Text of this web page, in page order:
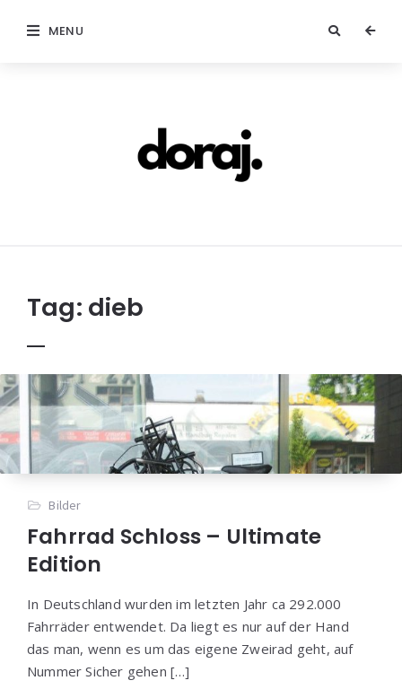
MENU
Tag: dieb
Bilder
Fahrrad Schloss – Ultimate
Edition
In Deutschland wurden im letzten Jahr ca 292.000
Fahrräder entwendet. Da liegt es nur auf der Hand
das man, wenn es um das eigene Zweirad geht, auf
Nummer Sicher gehen […]